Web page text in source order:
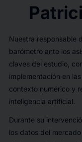
Nuestra responsable
barómetro ante los
claves del estudio,
implementación en
contexto numérico y
inteligencia artificial.
Durante su
los datos del